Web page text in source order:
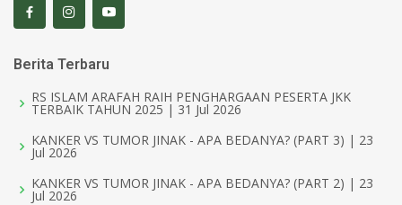
Berita Terbaru
RS ISLAM ARAFAH RAIH PENGHARGAAN PESERTA JKK
TERBAIK TAHUN 2025 | 31 Jul 2026
KANKER VS TUMOR JINAK - APA BEDANYA? (PART 3) | 23
Jul 2026
KANKER VS TUMOR JINAK - APA BEDANYA? (PART 2) | 23
Jul 2026